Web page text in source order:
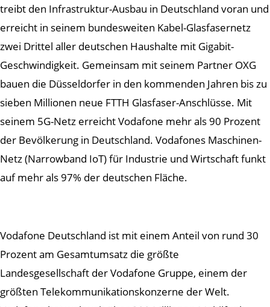
treibt den Infrastruktur-Ausbau in Deutschland voran und
erreicht in seinem bundesweiten Kabel-Glasfasernetz
zwei Drittel aller deutschen Haushalte mit Gigabit-
Geschwindigkeit. Gemeinsam mit seinem Partner OXG
bauen die Düsseldorfer in den kommenden Jahren bis zu
sieben Millionen neue FTTH Glasfaser-Anschlüsse. Mit
seinem 5G-Netz erreicht Vodafone mehr als 90 Prozent
der Bevölkerung in Deutschland. Vodafones Maschinen-
Netz (Narrowband IoT) für Industrie und Wirtschaft funkt
auf mehr als 97% der deutschen Fläche.
Vodafone Deutschland ist mit einem Anteil von rund 30
Prozent am Gesamtumsatz die größte
Landesgesellschaft der Vodafone Gruppe, einem der
größten Telekommunikationskonzerne der Welt.